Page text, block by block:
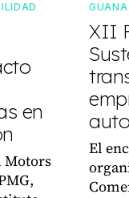
en
Motors
XII
El